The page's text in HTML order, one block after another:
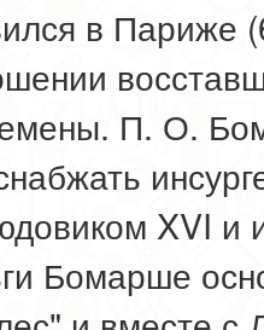
в Париже
П. О.
XVI и
Бомарше